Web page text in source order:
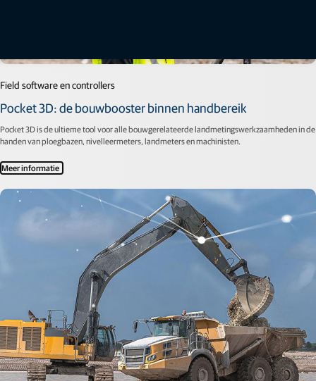
Field software en controllers
Pocket 3D: de bouwbooster binnen handbereik
Pocket 3D is de ultieme tool voor alle bouwgerelateerde landmetingswerkzaamheden in de
handen van ploegbazen, nivelleermeters, landmeters en machinisten.
Meer informatie